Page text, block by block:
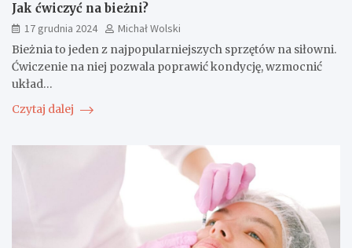
Jak ćwiczyć na bieżni?
17 grudnia 2024
Michał Wolski
Bieżnia to jeden z najpopularniejszych sprzętów na siłowni.
Ćwiczenie na niej pozwala poprawić kondycję, wzmocnić
układ…
Czytaj dalej